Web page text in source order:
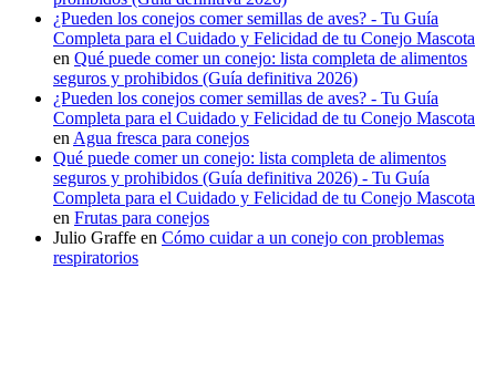
¿Pueden los conejos comer semillas de aves? - Tu Guía
Completa para el Cuidado y Felicidad de tu Conejo Mascota
en Qué puede comer un conejo: lista completa de alimentos
seguros y prohibidos (Guía definitiva 2026)
¿Pueden los conejos comer semillas de aves? - Tu Guía
Completa para el Cuidado y Felicidad de tu Conejo Mascota
en Agua fresca para conejos
Qué puede comer un conejo: lista completa de alimentos
seguros y prohibidos (Guía definitiva 2026) - Tu Guía
Completa para el Cuidado y Felicidad de tu Conejo Mascota
en Frutas para conejos
Julio Graffe en Cómo cuidar a un conejo con problemas
respiratorios